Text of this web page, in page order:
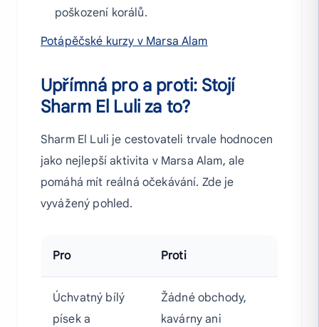
poškození korálů.
Potápěčské kurzy v Marsa Alam
Upřímná pro a proti: Stojí
Sharm El Luli za to?
Sharm El Luli je cestovateli trvale hodnocen
jako nejlepší aktivita v Marsa Alam, ale
pomáhá mít reálná očekávání. Zde je
vyvážený pohled.
Pro Proti
Úchvatný bílý
písek a
Žádné obchody,
kavárny ani